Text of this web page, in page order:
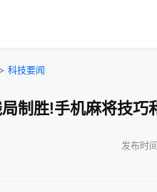
> 科技要闻
制胜!手机麻将技巧
发布时